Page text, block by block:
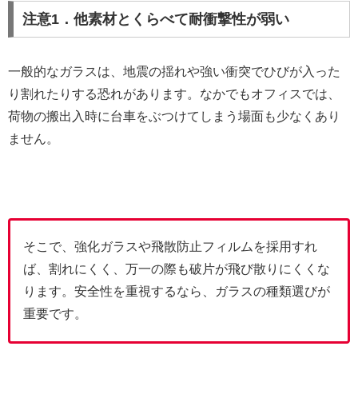
注意1．他素材とくらべて耐衝撃性が弱い
一般的なガラスは、地震の揺れや強い衝突でひびが入った
り割れたりする恐れがあります。なかでもオフィスでは、
荷物の搬出入時に台車をぶつけてしまう場面も少なくあり
ません。
そこで、強化ガラスや飛散防止フィルムを採用すれ
ば、割れにくく、万一の際も破片が飛び散りにくくな
ります。安全性を重視するなら、ガラスの種類選びが
重要です。